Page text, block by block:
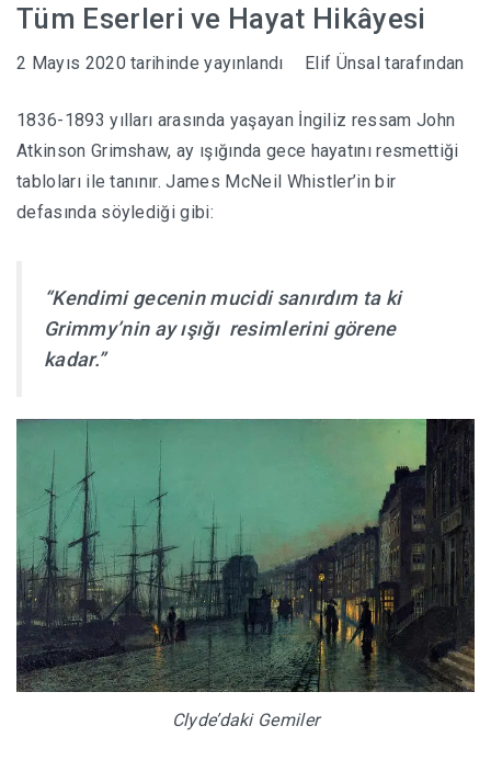
HABERLER
Tüm Eserleri ve Hayat Hikâyesi
2 Mayıs 2020 tarihinde yayınlandı Elif Ünsal tarafından
1836-1893 yılları arasında yaşayan İngiliz ressam John
Atkinson Grimshaw, ay ışığında gece hayatını resmettiği
tabloları ile tanınır. James McNeil Whistler’in bir
defasında söylediği gibi:
“Kendimi gecenin mucidi sanırdım ta ki
Grimmy’nin ay ışığıresimlerini görene
kadar.”
Clyde’daki Gemiler